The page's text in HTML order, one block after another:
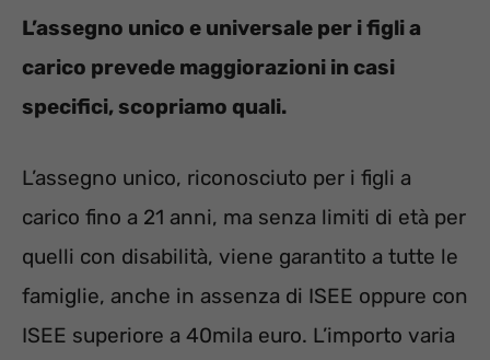
L’assegno unico e universale per i figli a
carico prevede maggiorazioni in casi
specifici, scopriamo quali.
L’assegno unico, riconosciuto per i figli a
carico fino a 21 anni, ma senza limiti di età per
quelli con disabilità, viene garantito a tutte le
famiglie, anche in assenza di ISEE oppure con
ISEE superiore a 40mila euro. L’importo varia